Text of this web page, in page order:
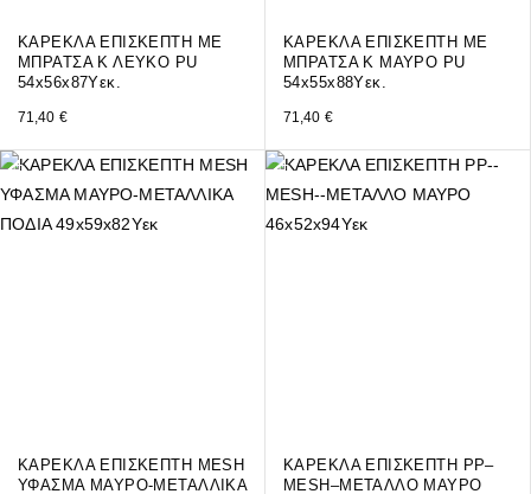
ΚΑΡΕΚΛΑ ΕΠΙΣΚΕΠΤH ΜΕ
ΜΠΡΑΤΣΑ Κ ΛΕΥΚΟ PU
54x56x87Υεκ.
71,40 €
ΚΑΡΕΚΛΑ ΕΠΙΣΚΕΠΤH ΜΕ
ΜΠΡΑΤΣΑ Κ ΜΑΥΡΟ PU
54x55x88Υεκ.
71,40 €
ΚΑΡΕΚΛΑ ΕΠΙΣΚΕΠΤΗ MESH
ΥΦΑΣΜΑ ΜΑΥΡΟ-ΜΕΤΑΛΛΙΚΑ
ΚΑΡΕΚΛΑ ΕΠΙΣΚΕΠΤΗ PP–
MESH–ΜΕΤΑΛΛΟ ΜΑΥΡΟ